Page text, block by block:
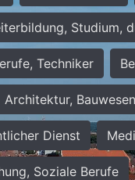
Studium,
Techniker
Architektur, Bauwesen
Dienst
Soziale Berufe